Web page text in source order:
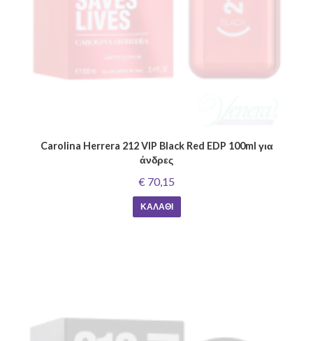
Carolina Herrera 212 VIP Black Red EDP 100ml για
άνδρες
€ 70,15
ΚΑΛΆΘΙ